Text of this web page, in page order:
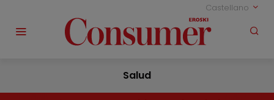
Castellano
Salud